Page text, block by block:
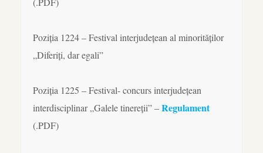
Poziția 1224 – Festival interjudețean al minorităților
„Diferiți, dar egali”
Poziția 1225 – Festival- concurs interjudețean
interdisciplinar „Galele tinereții” –Regulament
(.PDF)